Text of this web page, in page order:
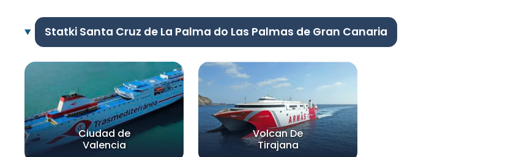
Statki Santa Cruz de La Palma do Las Palmas de Gran Canaria
Ciudad de
Valencia
Volcan De
Tirajana